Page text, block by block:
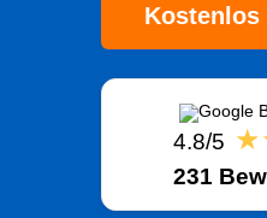
Kostenlos
4.8/5
231